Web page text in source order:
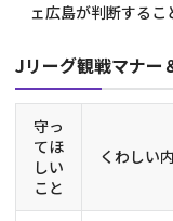
ェ広島が判断するこ
Jリーグ観戦マナー
守っ
てほ
しい
こと
くわしい